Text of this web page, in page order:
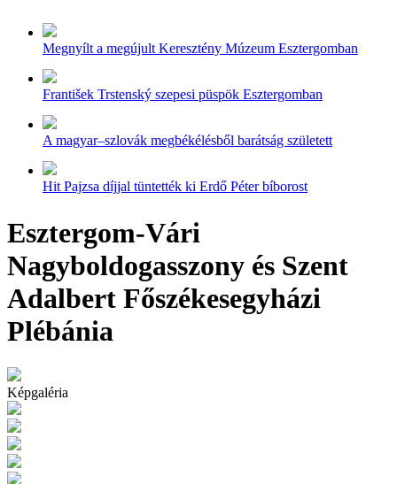
Megnyílt a megújult Keresztény Múzeum Esztergomban
František Trstenský szepesi püspök Esztergomban
A magyar–szlovák megbékélésből barátság született
Hit Pajzsa díjjal tüntették ki Erdő Péter bíborost
Esztergom-Vári
Nagyboldogasszony és Szent
Adalbert Főszékesegyházi
Plébánia
Képgaléria